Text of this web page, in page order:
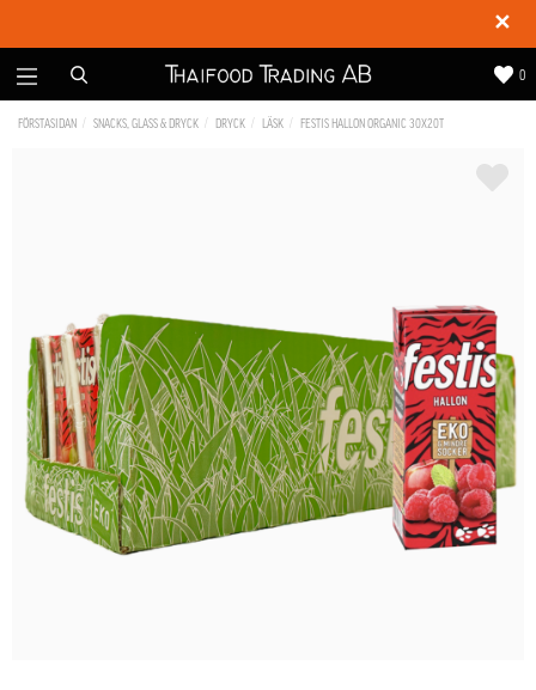
✕
0
FÖRSTASIDAN SNACKS, GLASS & DRYCK DRYCK LÄSK FESTIS HALLON ORGANIC 30X20T